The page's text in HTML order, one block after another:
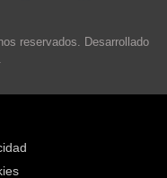
reservados. Desarrollado
.